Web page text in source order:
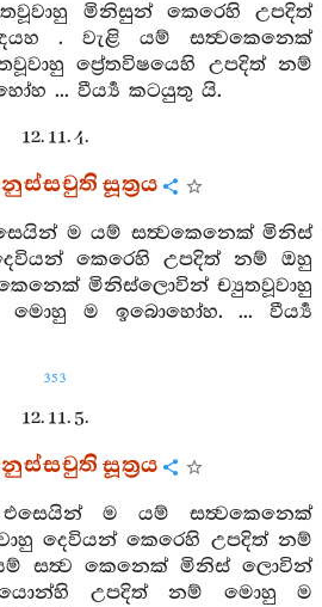
මිනිසුන් කෙරෙහි උපදිත්
. වැළි යම් සත්‍වකෙනෙක්
ප්‍රේතවිෂයෙහි උපදිත් නම්
... වීර්‍ය්‍ය කටයුතු යි.
12. 11. 4.
සූත්‍රය
ම යම් සත්‍වකෙනෙක් මිනිස්
කෙරෙහි උපදිත් නම් ඔහු
මිනිස්ලොවින් ච්‍යුතවූවාහු
ම ඉබොහෝහ. ... වීර්‍ය්‍ය
353
12. 11. 5.
සූත්‍රය
එසෙයින් ම යම් සත්‍වකෙනෙක්
දෙවියන් කෙරෙහි උපදිත් නම්
සත්‍ව කෙනෙක් මිනිස් ලොවින්
යොන්හි උපදිත් නම් මොහු ම